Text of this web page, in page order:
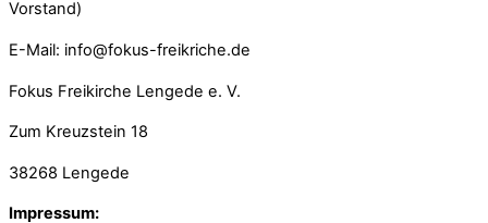
Vorstand)
E-Mail: info@fokus-freikriche.de
Fokus Freikirche Lengede e. V.
Zum Kreuzstein 18
38268 Lengede
Impressum: